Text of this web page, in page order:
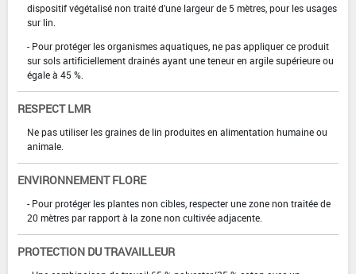
dispositif végétalisé non traité d'une largeur de 5 mètres, pour les usages
sur lin.
- Pour protéger les organismes aquatiques, ne pas appliquer ce produit
sur sols artificiellement drainés ayant une teneur en argile supérieure ou
égale à 45 %.
RESPECT LMR
Ne pas utiliser les graines de lin produites en alimentation humaine ou
animale.
ENVIRONNEMENT FLORE
- Pour protéger les plantes non cibles, respecter une zone non traitée de
20 mètres par rapport à la zone non cultivée adjacente.
PROTECTION DU TRAVAILLEUR